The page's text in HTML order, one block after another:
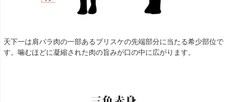
天下一は肩バラ肉の一部あるブリスケの先端部分に当たる希少部位で
す。噛むほどに凝縮された肉の旨みが口の中に広がります。